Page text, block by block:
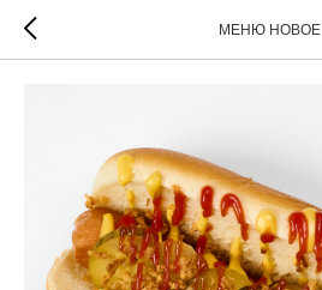
МЕНЮ НОВОЕ